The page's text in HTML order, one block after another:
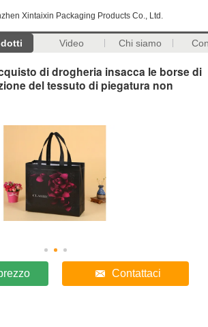
Xintaixin Packaging Products Co., Ltd.
Video Chi siamo
di drogheria insacca le borse di
del tessuto di piegatura non
Contattaci